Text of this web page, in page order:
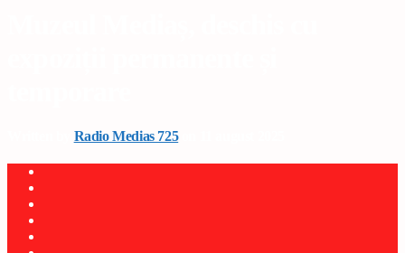
Radio Medias 725on 11 august 2025